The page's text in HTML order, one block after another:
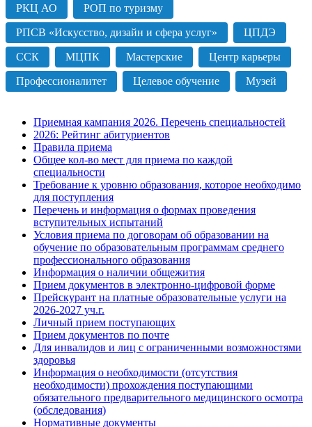
РКЦ АО РОП по туризму
РПСВ «Искусство, дизайн и сфера услуг» ЦПДЭ
ССК МЦПК Мастерские Центр карьеры
Профессионалитет Целевое обучение Музей
Приемная кампания 2026. Перечень специальностей
2026: Рейтинг абитуриентов
Правила приема
Общее кол-во мест для приема по каждой
специальности
Требование к уровню образования, которое необходимо
для поступления
Перечень и информация о формах проведения
вступительных испытаний
Условия приема по договорам об образовании на
обучение по образовательным программам среднего
профессионального образования
Информация о наличии общежития
Прием документов в электронно-цифровой форме
Прейскурант на платные образовательные услуги на
2026-2027 уч.г.
Личный прием поступающих
Прием документов по почте
Для инвалидов и лиц с ограниченными возможностями
здоровья
Информация о необходимости (отсутствия
необходимости) прохождения поступающими
обязательного предварительного медицинского осмотра
(обследования)
Нормативные документы